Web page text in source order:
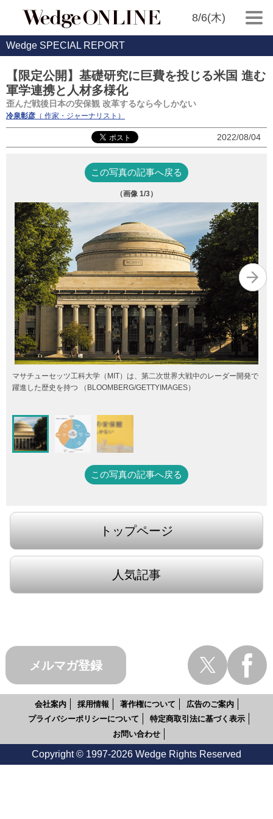
8/6(木)
Wedge SPECIAL REPORT
【限定公開】基礎研究に巨費を投じる米国 進む
軍学連携と人材多様化
歪んだ戦後日本の安保観 改革するなら今しかない
冷泉彰彦 （ 作家・ジャーナリスト）
2022/08/04
この写真の記事へ戻る
（画像 1/3）
マサチューセッツ工科大学（MIT）は、第二次世界大戦中のレーダー開発で
躍進した歴史を持つ （BLOOMBERG/GETTYIMAGES）
この写真の記事へ戻る
トップページ
人気記事
メルマガ登録
会社案内 採用情報 著作権について
広告のご案内
プライバシーポリシーについて
特定商取引法に基づく表示
お問い合わせ
Copyright © 1997-2026 Wedge Rights Reserved